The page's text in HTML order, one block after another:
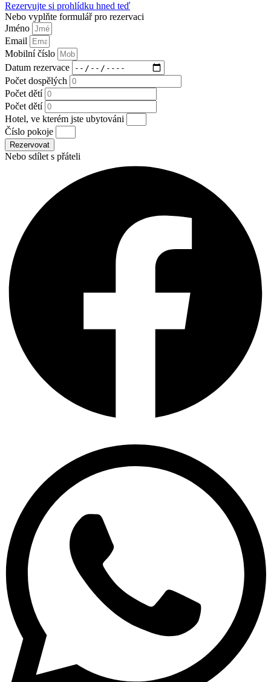
Rezervujte si prohlídku hned teď
Nebo vyplňte formulář pro rezervaci
Jméno
Email
Mobilní číslo
Datum rezervace
Počet dospělých
Počet dětí
Počet dětí
Hotel, ve kterém jste ubytováni
Číslo pokoje
Rezervovat
Nebo sdílet s přáteli